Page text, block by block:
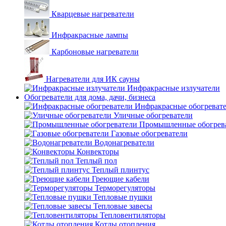
Кварцевые нагреватели
Инфракрасные лампы
Карбоновые нагреватели
Нагреватели для ИК сауны
Инфракрасные излучатели
Обогреватели для дома, дачи, бизнеса
Инфракрасные
Уличные обогреватели
Промышленные
Газовые обогреватели
Водонагреватели
Конвекторы
Теплый пол
Теплый плинтус
Греющие кабели
Терморегуляторы
Тепловые пушки
Тепловые завесы
Тепловентиляторы
Котлы отопления